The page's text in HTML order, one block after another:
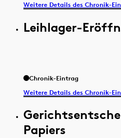
Weitere Details des Chronik-
Leihlager-
Chronik-Eintrag
Weitere Details des Chronik-
Papiers